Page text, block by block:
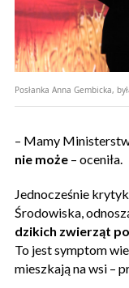
Posłanka Anna Gembicka,
– Mamy
nie może – oceniła.
Jednocześnie
Środowiska,
dzikich zwierząt
To jest symptom
mieszkają na wsi –